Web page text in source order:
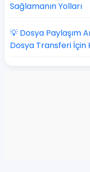
Sağlamanın Yolları
💡 Dosya Paylaşım
Dosya Transferi İçin